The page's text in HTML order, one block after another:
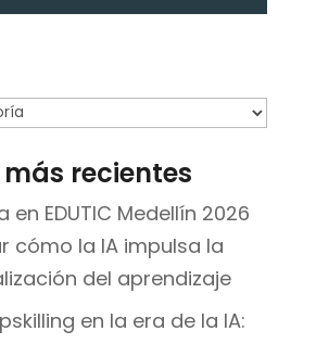
recientes
en EDUTIC Medellín 2026
cómo la IA impulsa la
del aprendizaje
en la era de la IA: